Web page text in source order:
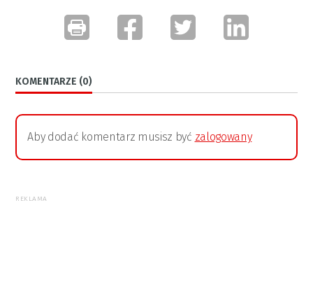
KOMENTARZE (0)
Aby dodać komentarz musisz być zalogowany
REKLAMA